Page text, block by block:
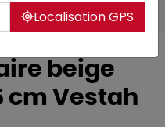
beige
cm Vestah
Localisation GPS